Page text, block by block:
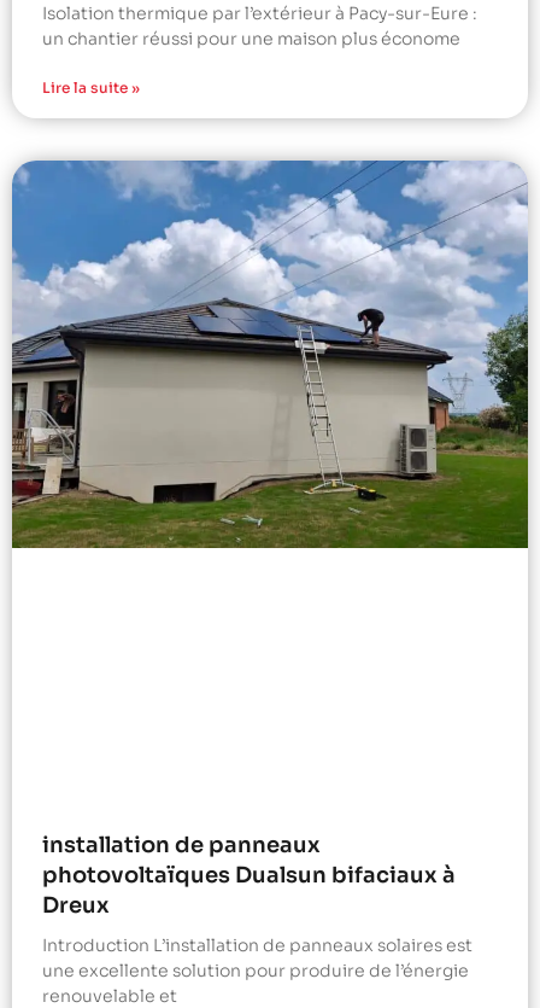
Isolation thermique par l’extérieur à Pacy-sur-Eure :
un chantier réussi pour une maison plus économe
Lire la suite »
installation de panneaux
photovoltaïques Dualsun bifaciaux à
Dreux
Introduction L’installation de panneaux solaires est
une excellente solution pour produire de l’énergie
renouvelable et